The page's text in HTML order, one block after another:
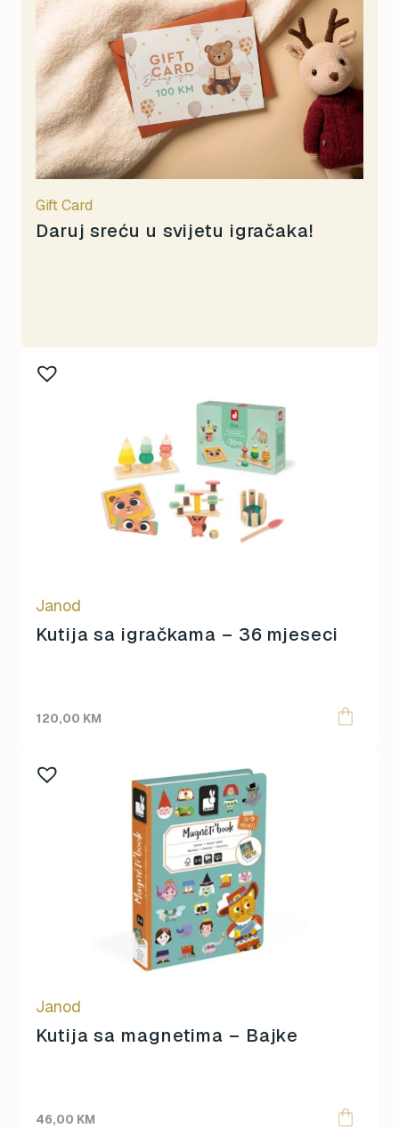
Gift Card
Daruj sreću u svijetu igračaka!
Janod
Kutija sa igračkama – 36 mjeseci
120,00 KM
Janod
Kutija sa magnetima – Bajke
46,00 KM